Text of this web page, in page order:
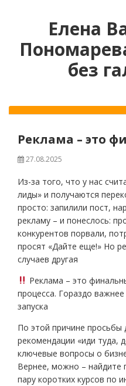
Елена
без
Реклама – это
27.08.2025
Из-за того, что у нас
лиды» и получаются
просто: запилили пост,
рекламу – и понеслось:
конкурентов порвали,
просят «Дайте еще!» Но
случаев другая
Реклама – это
процесса. Гораздо
запуска
По этой причине просьбы
рекомендации «иди туда,
ключевые вопросы о
Вернее, можно – найдите
пару коротких курсов по